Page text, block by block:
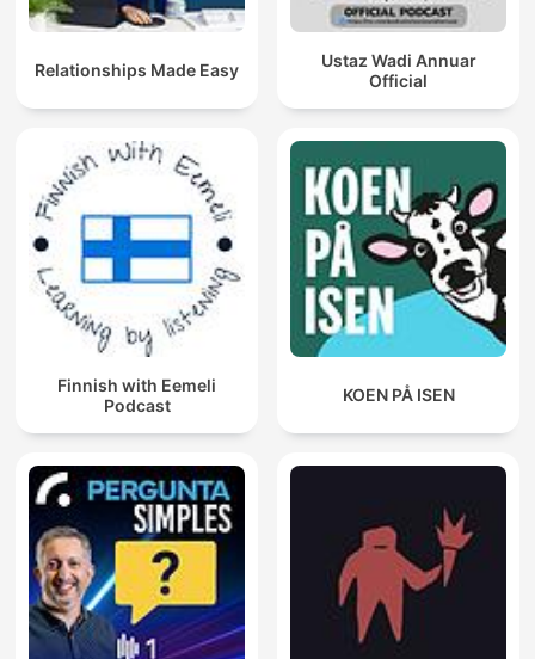
Relationships Made Easy
Ustaz Wadi Annuar
Official
Finnish with Eemeli
Podcast
KOEN PÅ ISEN